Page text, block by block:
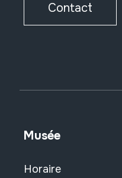
Contact
Musée
Horaire